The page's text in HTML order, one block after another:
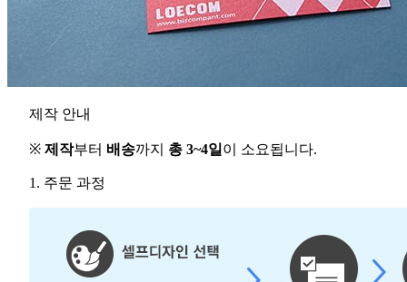
제작 안내
※ 제작부터 배송까지 총 3~4일 이 소요됩니다.
1. 주문 과정